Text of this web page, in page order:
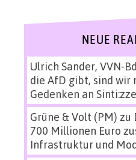
NEUE
Ulrich Sander, VVN-
die AfD gibt, sind wir
Gedenken an
Grüne & Volt (PM) zu
700 Millionen Euro
Infrastruktur und